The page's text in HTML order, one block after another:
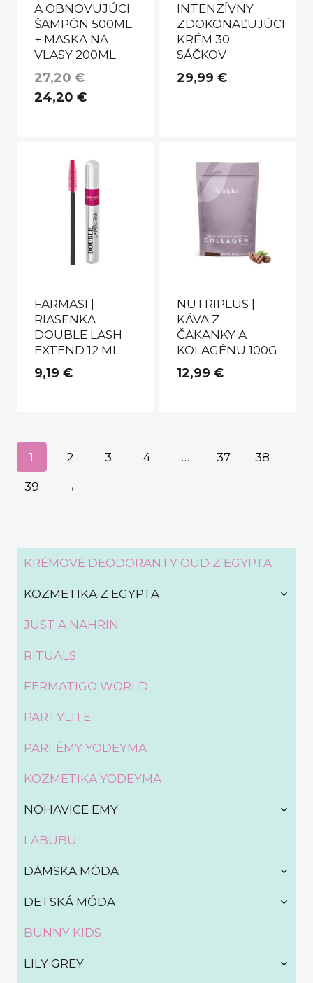
A OBNOVUJÚCI
ŠAMPÓN 500ML
+ MASKA NA
VLASY 200ML
27,20€Pôvodná
cena
24,20 €Aktuálna
INTENZÍVNY
ZDOKONAĽUJÚCI
KRÉM 30
SÁČKOV
29,99 €
FARMASI |
RIASENKA
DOUBLE LASH
EXTEND 12 ML
9,19 €
NUTRIPLUS |
KÁVA Z
ČAKANKY A
KOLAGÉNU 100G
12,99 €
1 2 3 4 … 37 38
39 →
KRÉMOVÉ DEODORANTY OUD Z EGYPTA
KOZMETIKA Z EGYPTA
JUST A NAHRIN
RITUALS
FERMATIGO WORLD
PARTYLITE
PARFÉMY YODEYMA
KOZMETIKA YODEYMA
NOHAVICE EMY
LABUBU
DÁMSKA MÓDA
DETSKÁ MÓDA
BUNNY KIDS
LILY GREY